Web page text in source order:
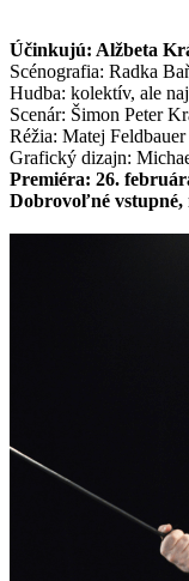
Účinkujú: Alžbeta
Scénografia: Radka
Hudba: kolektív, ale
Scenár: Šimon Peter
Réžia: Matej Feldbauer
Grafický dizajn:
Premiéra: 26.
Dobrovoľné vstupné,